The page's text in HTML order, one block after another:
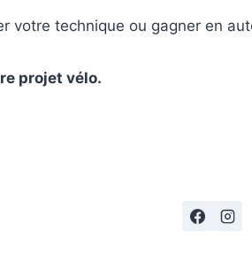
votre technique ou gagner en
projet vélo.